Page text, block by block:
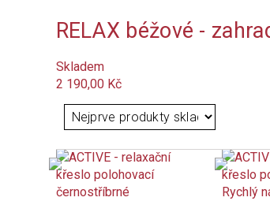
RELAX béžové -
Skladem
2 190,00 Kč
Rychlý